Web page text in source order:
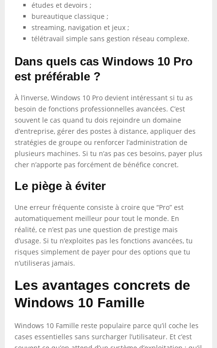
études et devoirs ;
bureautique classique ;
streaming, navigation et jeux ;
télétravail simple sans gestion réseau complexe.
Dans quels cas Windows 10 Pro
est préférable ?
À l’inverse, Windows 10 Pro devient intéressant si tu as
besoin de fonctions professionnelles avancées. C’est
souvent le cas quand tu dois rejoindre un domaine
d’entreprise, gérer des postes à distance, appliquer des
stratégies de groupe ou renforcer l’administration de
plusieurs machines. Si tu n’as pas ces besoins, payer plus
cher n’apporte pas forcément de bénéfice concret.
Le piège à éviter
Une erreur fréquente consiste à croire que “Pro” est
automatiquement meilleur pour tout le monde. En
réalité, ce n’est pas une question de prestige mais
d’usage. Si tu n’exploites pas les fonctions avancées, tu
risques simplement de payer pour des options que tu
n’utiliseras jamais.
Les avantages concrets de
Windows 10 Famille
Windows 10 Famille reste populaire parce qu’il coche les
cases essentielles sans surcharger l’utilisateur. Et c’est